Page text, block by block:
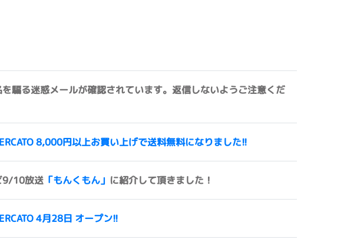
騙る迷惑メールが確認されています。返信しないようご注意くだ
8,000円以上お買い上げで送料無料になりました!!
9/10放送 「もんくもん」 に紹介して頂きました！
4月28日 オープン!!